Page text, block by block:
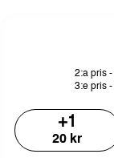
2:a pris -
3:e pris -
+1
20 kr